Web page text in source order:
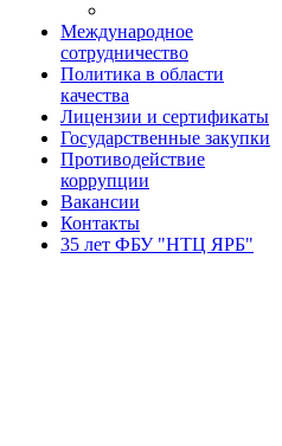
Международное
сотрудничество
Политика в области
качества
Лицензии и сертификаты
Государственные закупки
Противодействие
коррупции
Вакансии
Контакты
35 лет ФБУ "НТЦ ЯРБ"